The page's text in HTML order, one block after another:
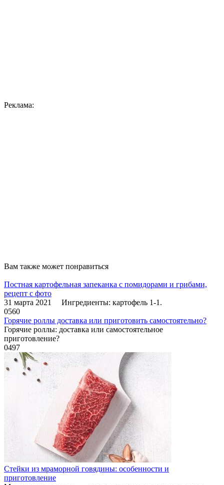
Реклама:
Вам также может понравиться
Постная картофельная запеканка с помидорами и грибами,
рецепт с фото
31 марта 2021 Ингредиенты: картофель 1-1.
0560
Горячие роллы доставка или приготовить самостоятельно?
Горячие роллы: доставка или самостоятельное
приготовление?
0497
Стейки из мраморной говядины: особенности и
приготовление